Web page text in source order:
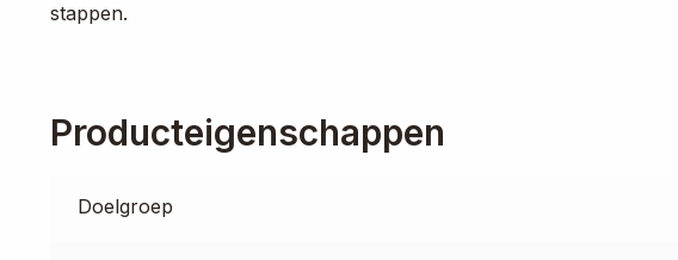
stappen.
Producteigenschappen
Doelgroep